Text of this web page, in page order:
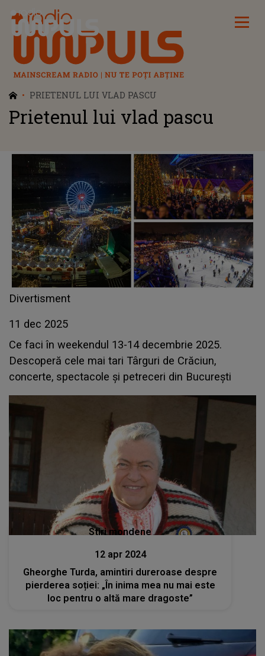
Radio Impuls
PRIETENUL LUI VLAD PASCU
Prietenul lui vlad pascu
Divertisment
11 dec 2025
Ce faci în weekendul 13-14 decembrie 2025.
Descoperă cele mai tari Târguri de Crăciun,
concerte, spectacole și petreceri din București
Stiri mondene
12 apr 2024
Gheorghe Turda, amintiri dureroase despre
pierderea soției: „În inima mea nu mai este
loc pentru o altă mare dragoste”